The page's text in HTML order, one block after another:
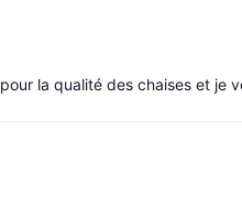
la qualité des chaises et je